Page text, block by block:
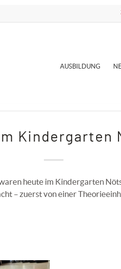
AUSBILDUNG
Kindergarten
heute im Kindergarten
– zuerst von einer